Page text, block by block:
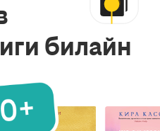
билайн